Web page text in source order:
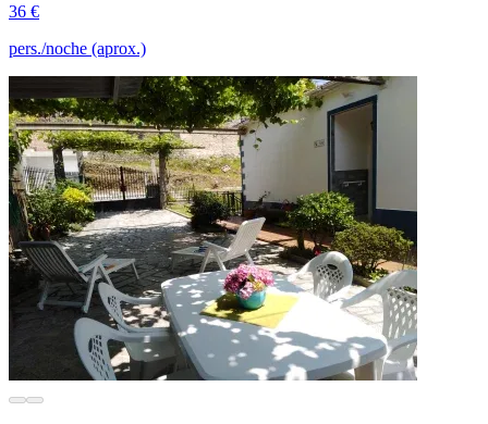
36 €
pers./noche (aprox.)